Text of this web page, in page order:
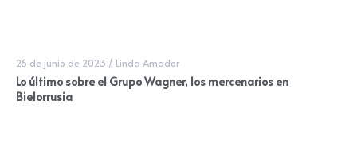
26 de junio de 2023 / Linda Amador
Lo último sobre el Grupo Wagner, los mercenarios en
Bielorrusia